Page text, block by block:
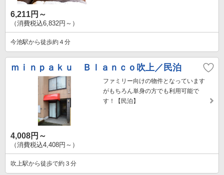
6,211円～
（消費税込6,832円～）
今池駅から徒歩約４分
ｍｉｎｐａｋｕ Ｂｌａｎｃｏ吹上／民泊
ファミリー向けの物件となっています
がもちろん単身の方でも利用可能で
す！【民泊】
4,008円～
（消費税込4,408円～）
吹上駅から徒歩で約３分